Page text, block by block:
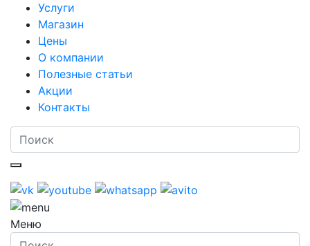
Услуги
Магазин
Цены
О компании
Полезные статьи
Акции
Контакты
Меню